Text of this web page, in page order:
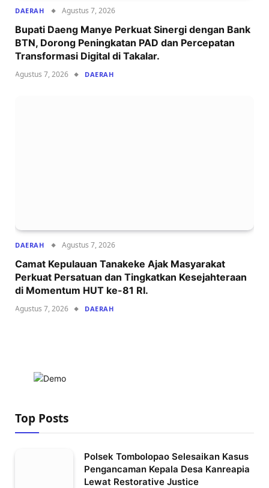
DAERAH Agustus 7, 2026
Bupati Daeng Manye Perkuat Sinergi dengan Bank
BTN, Dorong Peningkatan PAD dan Percepatan
Transformasi Digital di Takalar.
Agustus 7, 2026 DAERAH
DAERAH Agustus 7, 2026
Camat Kepulauan Tanakeke Ajak Masyarakat
Perkuat Persatuan dan Tingkatkan Kesejahteraan
di Momentum HUT ke-81 RI.
Agustus 7, 2026 DAERAH
Top Posts
Polsek Tombolopao Selesaikan Kasus
Pengancaman Kepala Desa Kanreapia
Lewat Restorative Justice